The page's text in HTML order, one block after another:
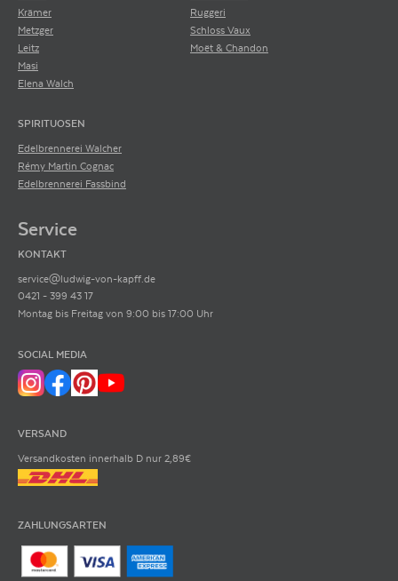
und Restaurant-Guides herausgebracht. Für die Guides bewertet ein
jährlich über 4000 Weine.
ALLERGENE / INHALTSSTOFFE
PRODUKTTYP Rotwein
INHALT (LITER)
PRODUZENT / ABFÜLLER / HERSTELLER
ARTIKELNUMMER
Krämer
Metzger
Leitz
Masi
Elena Walch
Ruggeri
Schloss Vaux
Moët & Chandon
SPIRITUOSEN
Edelbrennerei Walcher
Rémy Martin Cognac
Edelbrennerei Fassbind
Service
KONTAKT
service@ludwig-von-kapff.de
0421 - 399 43 17
Montag bis Freitag von 9:00 bis 17:00 Uhr
SOCIAL MEDIA
VERSAND
Versandkosten innerhalb D nur 2,89€
ZAHLUNGSARTEN